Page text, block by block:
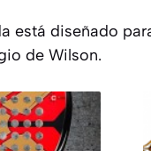
está diseñado
de Wilson.